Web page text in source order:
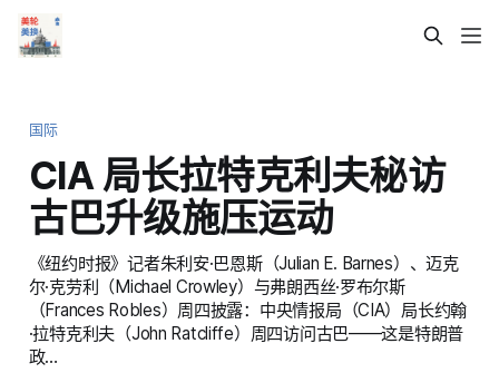
国际
CIA 局长拉特克利夫秘访
古巴升级施压运动
《纽约时报》记者朱利安·巴恩斯（Julian E. Barnes）、迈克
尔·克劳利（Michael Crowley）与弗朗西丝·罗布尔斯
（Frances Robles）周四披露：中央情报局（CIA）局长约翰
·拉特克利夫（John Ratcliffe）周四访问古巴——这是特朗普
政…